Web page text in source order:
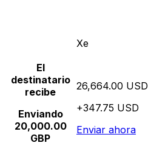
Xe
El
destinatario
recibe
Enviando
20,000.00
GBP
26,664.00 USD
+347.75 USD
Enviar ahora